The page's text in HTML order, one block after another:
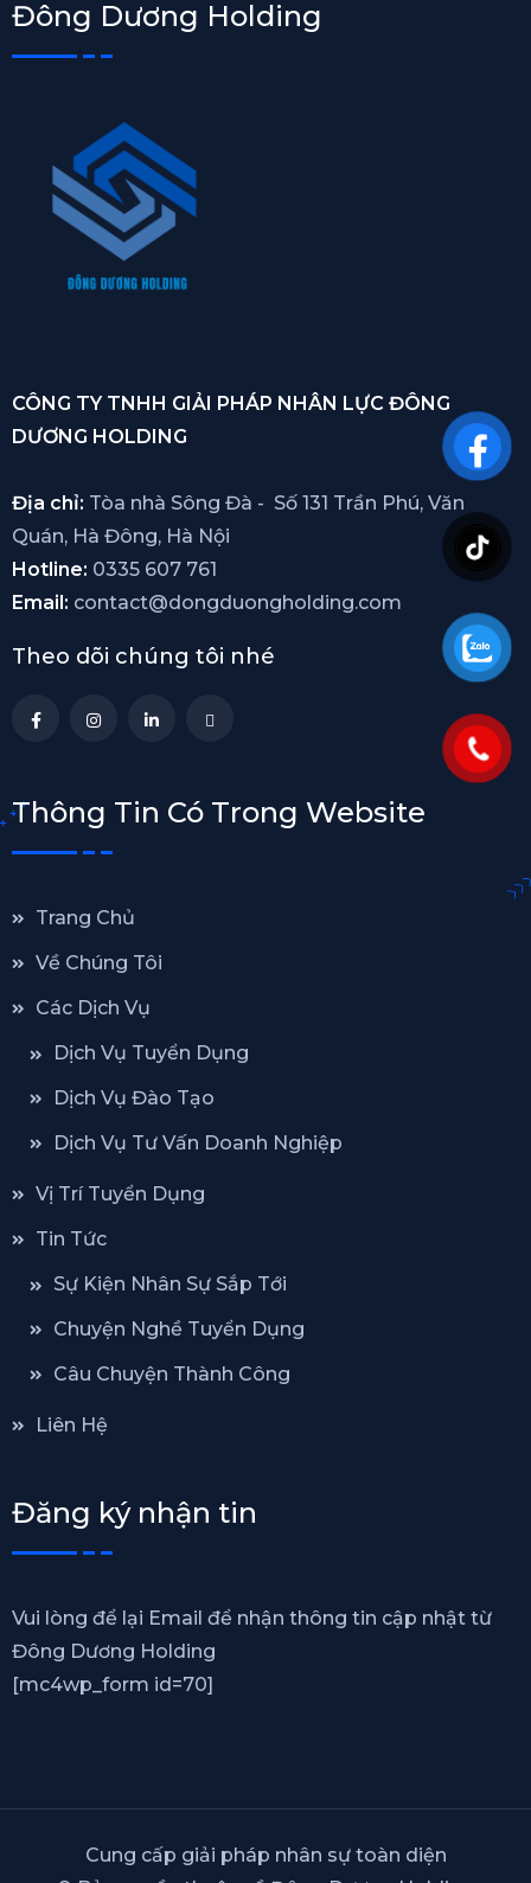
Đông Dương Holding
CÔNG TY TNHH GIẢI PHÁP NHÂN LỰC ĐÔNG
DƯƠNG HOLDING
Địa chỉ: Tòa nhà Sông Đà - Số 131 Trần Phú, Văn
Quán, Hà Đông, Hà Nội
Hotline: 0335 607 761
Email: contact@dongduongholding.com
Theo dõi chúng tôi nhé
Thông Tin Có Trong Website
Trang Chủ
Về Chúng Tôi
Các Dịch Vụ
Dịch Vụ Tuyển Dụng
Dịch Vụ Đào Tạo
Dịch Vụ Tư Vấn Doanh Nghiệp
Vị Trí Tuyển Dụng
Tin Tức
Sự Kiện Nhân Sự Sắp Tới
Chuyện Nghề Tuyển Dụng
Câu Chuyện Thành Công
Liên Hệ
Đăng ký nhận tin
Vui lòng để lại Email để nhận thông tin cập nhật từ
Đông Dương Holding
[mc4wp_form id=70]
Cung cấp giải pháp nhân sự toàn diện